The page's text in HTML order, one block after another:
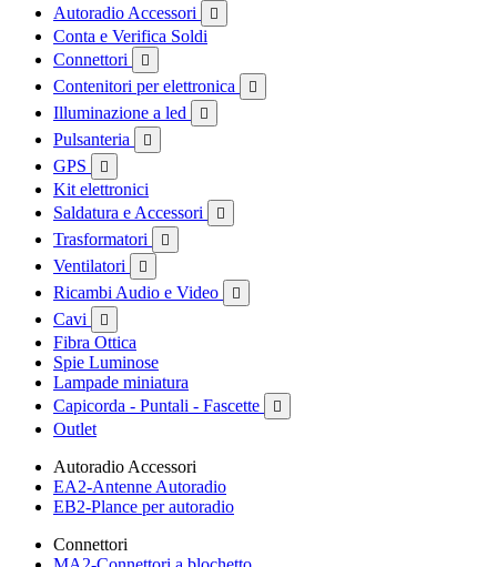
Autoradio Accessori

Conta e Verifica Soldi
Connettori

Contenitori per elettronica 
Illuminazione a led 
Pulsanteria 
GPS 
Kit elettronici
Saldatura e Accessori

Trasformatori 
Ventilatori 
Ricambi Audio e Video 
Cavi 
Fibra Ottica
Spie Luminose
Lampade miniatura
Capicorda - Puntali - Fascette

Outlet
Autoradio Accessori
EA2-Antenne Autoradio
EB2-Plance per autoradio
Connettori